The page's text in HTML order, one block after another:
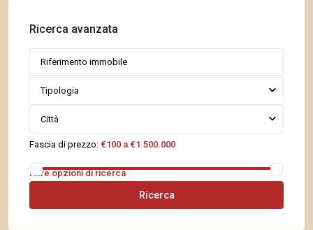
Ricerca avanzata
Tipologia
Città
Fascia di prezzo: €100 a €1.500.000
Altre opzioni di ricerca
Ricerca